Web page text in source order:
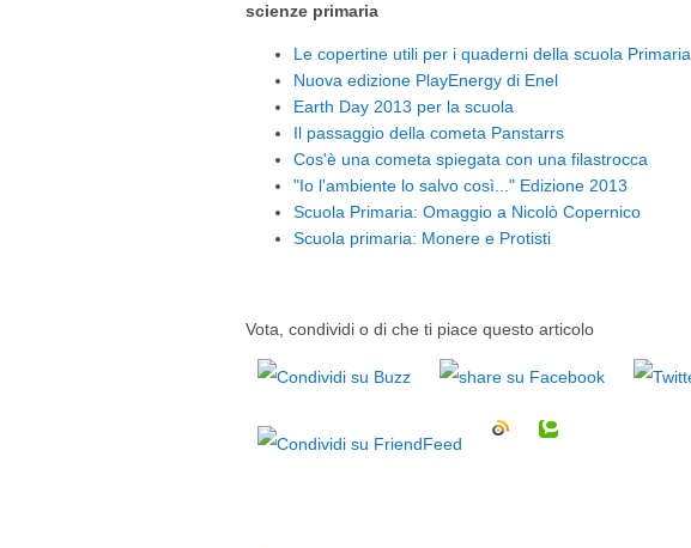
scienze primaria
Le copertine utili per i quaderni della scuola Primaria
Nuova edizione PlayEnergy di Enel
Earth Day 2013 per la scuola
Il passaggio della cometa Panstarrs
Cos'è una cometa spiegata con una filastrocca
"Io l'ambiente lo salvo così..." Edizione 2013
Scuola Primaria: Omaggio a Nicolò Copernico
Scuola primaria: Monere e Protisti
Vota, condividi o di che ti piace questo articolo